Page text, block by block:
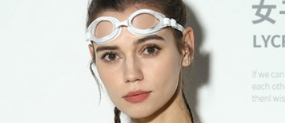
đồ bơi nư đẹp [Giá
thanh toán rõ ràng]
Đồ bơi nữ Váy đen
nhỏ Đồ bơi ôm sát
gợi cảm Đồ bơi một
mảnh Đồ bơi một
mảnh dành cho
người lớn bộ đồ bơi
nữ liền thân đồ bơi
chống nắng cho nữ